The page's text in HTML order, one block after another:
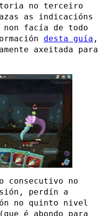
no terceiro
as indicacións
non facía de todo
desta guía ,
axeitada para
consecutivo no
perdín a
no quinto nivel
é abondo para